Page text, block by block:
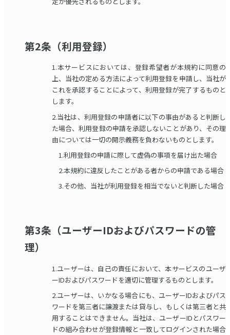
第2条（利用登録）
1.本サービスにおいては、登録希望者が本規約に同意の
上、当社の定める方法によって利用登録を申請し、当社が
これを承認することによって、利用登録が完了するものと
します。
2.当社は、利用登録の申請者に以下の事由があると判断し
た場合、利用登録の申請を承認しないことがあり、その理
由については一切の開示義務を負わないものとします。
1.利用登録の申請に際して虚偽の事項を届け出た場合
2.本規約に違反したことがある者からの申請である場合
3.その他、当社が利用登録を相当でないと判断した場合
第3条（ユーザーIDおよびパスワードの管
理）
1.ユーザーは、自己の責任において、本サービスのユーザ
ーIDおよびパスワードを適切に管理するものとします。
2.ユーザーは、いかなる場合にも、ユーザーIDおよびパス
ワードを第三者に譲渡または貸与し、もしくは第三者と共
用することはできません。当社は、ユーザーIDとパスワー
ドの組み合わせが登録情報と一致してログインされた場合